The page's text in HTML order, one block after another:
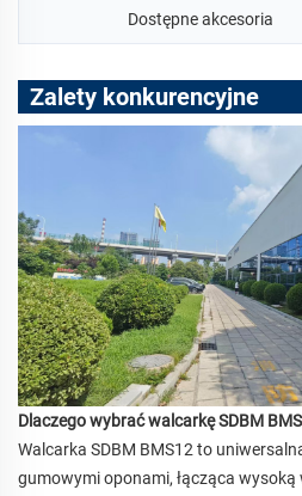
Dostępne akcesoria
Zalety konkurencyjne
Dlaczego wybrać walcarkę SDBM
Walcarka SDBM BMS12 to
gumowymi oponami, łącząca